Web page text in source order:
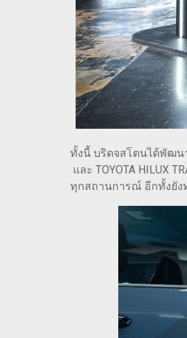
ทั้งนี้ บริดจสโตนได้พัฒนาย
และ TOYOTA HILUX
ทุกสถานการณ์ อีกทั้งยัง